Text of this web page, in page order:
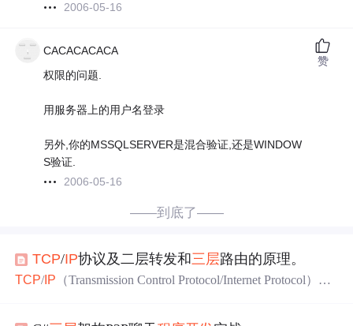
2006-05-16
CACACACACA
权限的问题.
用服务器上的用户名登录
另外,你的MSSQLSERVER是混合验证,还是WINDOW
S验证.
2006-05-16
赞
——到底了——
TCP/IP协议及二层转发和三层路由的原理。
TCP/IP （Transmission Control Protocol/Internet Protocol）协